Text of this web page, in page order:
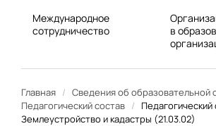
Международное
сотрудничество
в
Главная / Сведения об образовательной
Педагогический состав / Педагогический
Землеустройство и кадастры (21.03.02)